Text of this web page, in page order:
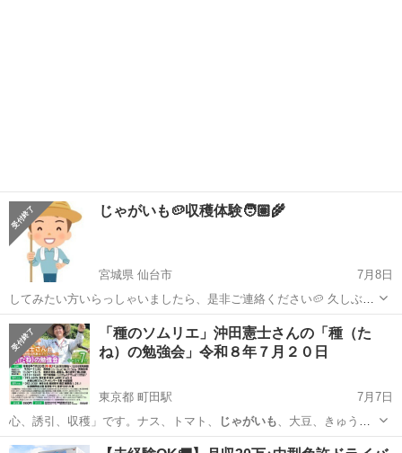
じゃがいも🥔収穫体験🧑🏽‍🌾
宮城県 仙台市
7月8日
してみたい方いらっしゃいましたら、是非ご連絡ください🥔 久しぶり
に天気がいいので、本日勝手に収穫体験イベント開催しちゃいます^_^
ご自身で収穫した、新じゃがも直売いたしますし、作業のお手伝いし
て頂いた方には新じゃが5kgく...
宮城 仙台市 その他 じゃがいも
「種のソムリエ」沖田憲士さんの「種（た
ね）の勉強会」令和８年７月２０日
東京都 町田駅
7月7日
心、誘引、収穫」です。ナス、トマト、
じゃがいも、大豆、きゅう
り、スイカ、かぼちゃ等…
東京 町田市 町田駅 セミナー 会場